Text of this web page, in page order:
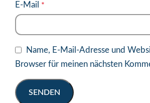
E-Mail *
Name, E-Mail-Adresse und
Browser für meinen nächsten